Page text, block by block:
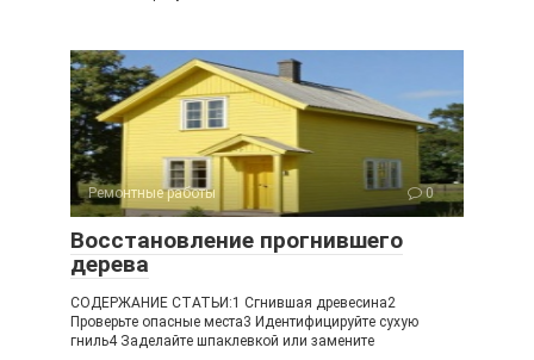
Ремонтные работы 0
Восстановление прогнившего
дерева
СОДЕРЖАНИЕ СТАТЬИ:1 Сгнившая древесина2
Проверьте опасные места3 Идентифицируйте сухую
гниль4 Заделайте шпаклевкой или замените